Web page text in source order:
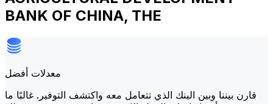
BANK OF CHINA, THE
معدلات أفضل
قارن بيننا وبين البنك الذي تتعامل معه واكتشف التوفير. غالبًا ما